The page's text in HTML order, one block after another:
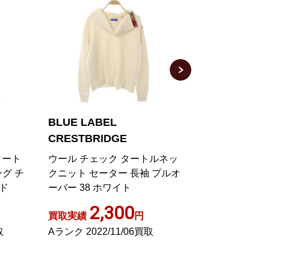
ト
チ
BLUE LABEL
CRESTBRIDGE
ウール チェック タートルネッ
クニット セーター 長袖 プルオ
ーバー 38 ホワイト
買取実績 2,300円
Aランク 2022/11/06買取